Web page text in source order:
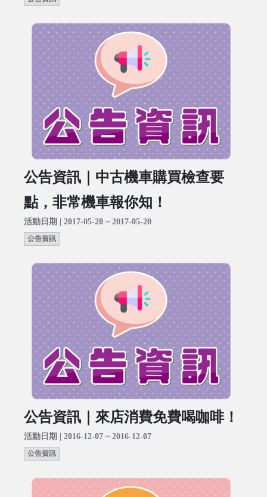
公告資訊｜中古機車購買檢查要
點，非常機車報你知！
活動日期 | 2017-05-20 ~ 2017-05-20
公告資訊
公告資訊｜來店消費免費喝咖啡！
活動日期 | 2016-12-07 ~ 2016-12-07
公告資訊